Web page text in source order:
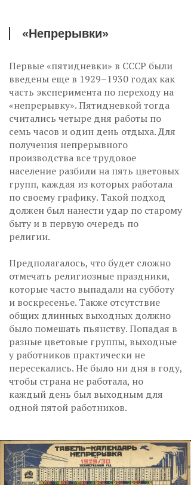
«Непрерывки»
Первые «пятидневки» в СССР были
введены еще в 1929–1930 годах как
часть эксперимента по переходу на
«непрерывку». Пятидневкой тогда
считались четыре дня работы по
семь часов и один день отдыха. Для
получения непрерывного
производства все трудовое
население разбили на пять цветовых
групп, каждая из которых работала
по своему графику. Такой подход
должен был нанести удар по старому
быту и в первую очередь по
религии.
Предполагалось, что будет сложно
отмечать религиозные праздники,
которые часто выпадали на субботу
и воскресенье. Также отсутствие
общих длинных выходных должно
было помешать пьянству. Попадая в
разные цветовые группы, выходные
у работников практически не
пересекались. Не было ни дня в году,
чтобы страна не работала, но
каждый день был выходным для
одной пятой работников.